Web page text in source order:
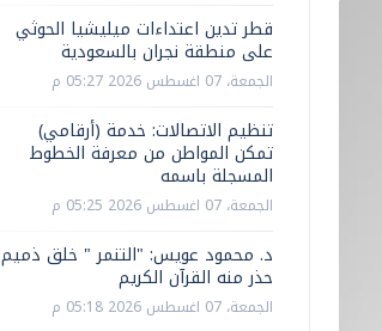
قطر تدين اعتداءات ميليشيا الحوثي
على منطقة نجران بالسعودية
الجمعة، 07 اغسطس 2026 05:27 م
تنظيم الاتصالات: خدمة (أرقامي)
تمكن المواطن من معرفة الخطوط
المسجلة باسمه
الجمعة، 07 اغسطس 2026 05:25 م
د. محمود عويس: "التنمر " خلق ذميم
حذر منه القرآن الكريم
الجمعة، 07 اغسطس 2026 05:18 م